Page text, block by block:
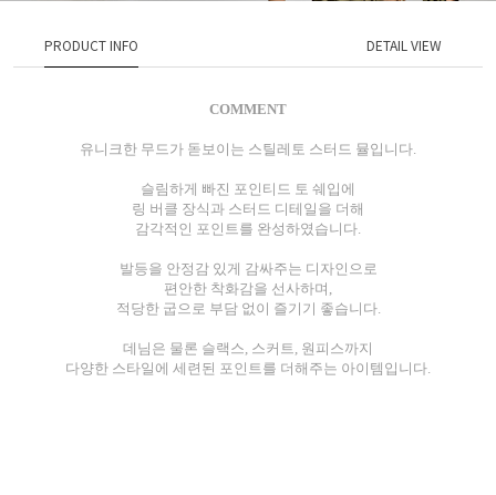
PRODUCT INFO DETAIL VIEW
COMMENT
유니크한 무드가 돋보이는 스틸레토 스터드 뮬입니다.
슬림하게 빠진 포인티드 토 쉐입에
링 버클 장식과 스터드 디테일을 더해
감각적인 포인트를 완성하였습니다.
발등을 안정감 있게 감싸주는 디자인으로
편안한 착화감을 선사하며,
적당한 굽으로 부담 없이 즐기기 좋습니다.
데님은 물론 슬랙스, 스커트, 원피스까지
다양한 스타일에 세련된 포인트를 더해주는 아이템입니다.